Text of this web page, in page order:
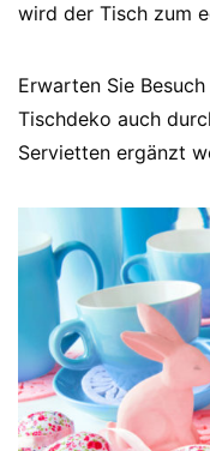
wird der Tisch zum
Erwarten Sie
Tischdeko auch
Servietten ergänzt